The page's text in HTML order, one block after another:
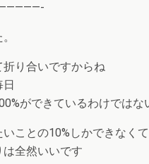
り合いですからね
日
ができているわけではな
ことの10%しかできなく
全然いいです